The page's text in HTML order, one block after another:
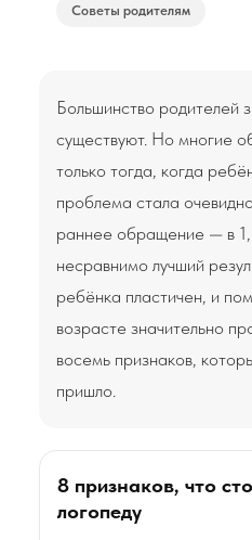
Советы родителям
Большинство родителей
существуют. Но многие
только тогда, когда
проблема стала
раннее обращение — в
несравнимо лучший
ребёнка пластичен, и
возрасте значительно
восемь признаков,
пришло.
8 признаков, что
логопеду